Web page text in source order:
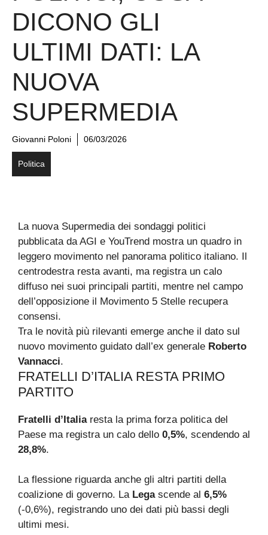
DICONO GLI
ULTIMI DATI: LA
NUOVA
SUPERMEDIA
Giovanni Poloni 06/03/2026
Politica
La nuova Supermedia dei sondaggi politici
pubblicata da AGI e YouTrend mostra un quadro in
leggero movimento nel panorama politico italiano. Il
centrodestra resta avanti, ma registra un calo
diffuso nei suoi principali partiti, mentre nel campo
dell’opposizione il Movimento 5 Stelle recupera
consensi.
Tra le novità più rilevanti emerge anche il dato sul
nuovo movimento guidato dall’ex generale Roberto
Vannacci.
FRATELLI D’ITALIA RESTA PRIMO
PARTITO
Fratelli d’Italiaresta la prima forza politica del
Paese ma registra un calo dello 0,5%, scendendo al
28,8%.
La flessione riguarda anche gli altri partiti della
coalizione di governo. La Legascende al 6,5%
(-0,6%), registrando uno dei dati più bassi degli
ultimi mesi.